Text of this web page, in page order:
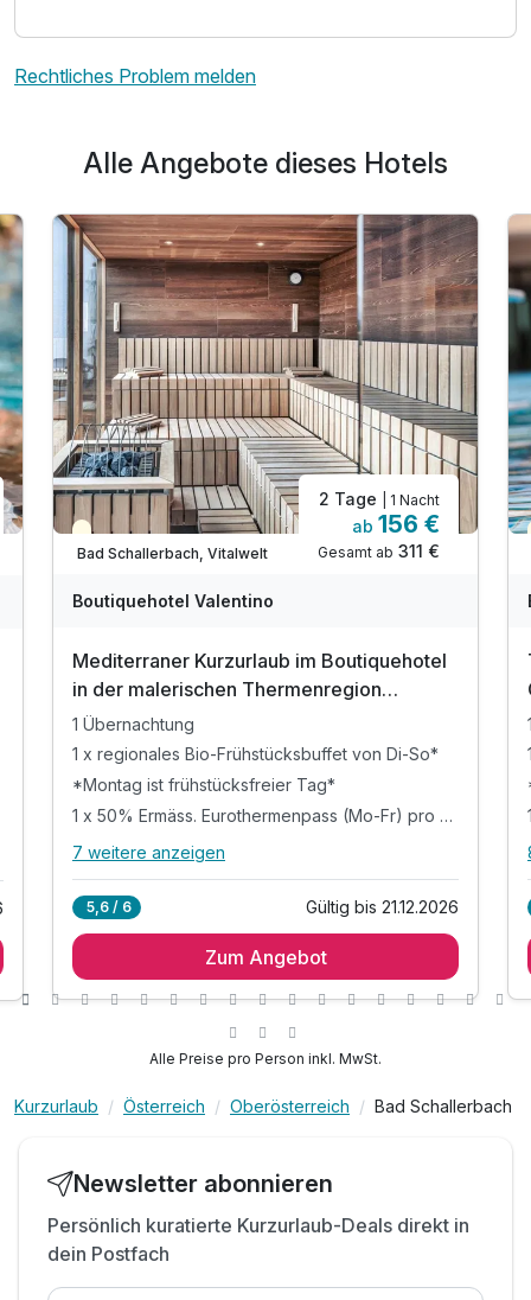
Rechtliches Problem melden
Alle Angebote dieses Hotels
Teilweise ausgelastet
Bad Schallerbach, Vitalwelt
2 Tage | 1 Nacht
ab 156 €
Gesamt ab 311 €
Boutiquehotel Valentino
Mediterraner Kurzurlaub im Boutiquehotel
in der malerischen Thermenregion
Oberösterreich | 1 Nacht
1 Übernachtung
1 x regionales Bio-Frühstücksbuffet von Di-So*
*Montag ist frühstücksfreier Tag*
1 x 50% Ermäss. Eurothermenpass (Mo-Fr) pro Erw.
Alle Inklusivleistungen
1 x regionales Bio-Frühstücksbuffet von Di-So*
inkl. Erfrischungstheke mit frischem Quellwasser
inkl. kostenfreie öffentl. Parkplätze 200m weiter
inkl. W-LAN-Nutzung im Hotel
Tipp: Hotel ist gegenüber der Therme entfernt
***BEACHTEN SIE DAS BEMERKUNGSFELD***
7 weitere anzeigen
5,6 / 6 Gültig bis 21.12.2026
Zum Angebot
Alle Preise pro Person inkl. MwSt.
Kurzurlaub Österreich Oberösterreich Bad Schallerbach
Newsletter abonnieren
Persönlich kuratierte Kurzurlaub-Deals direkt in
dein Postfach